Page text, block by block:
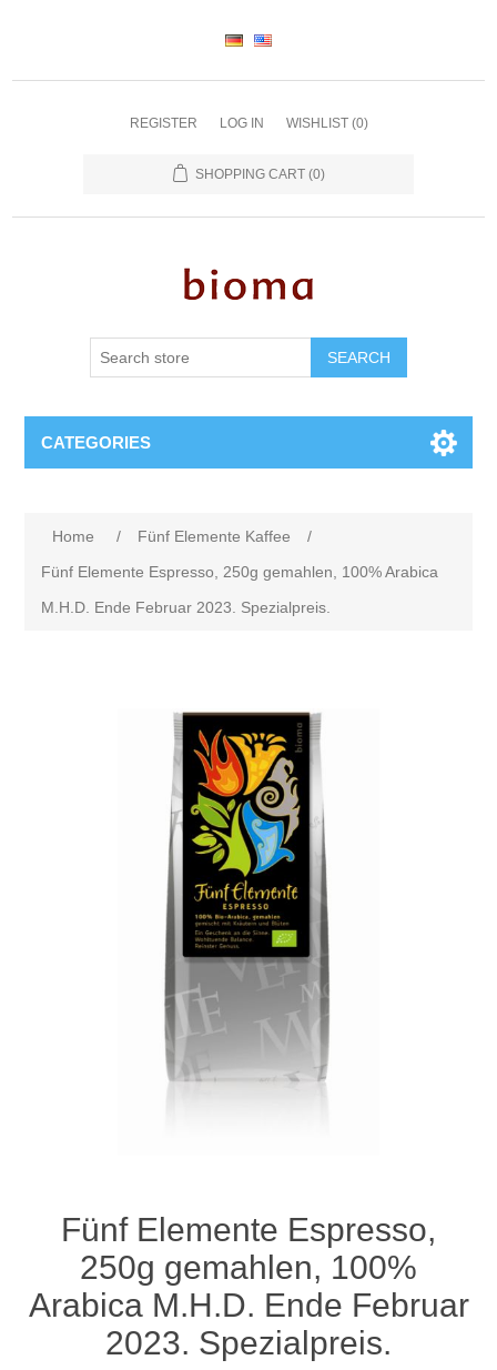
REGISTER LOG IN WISHLIST (0)
SHOPPING CART (0)
SEARCH
CATEGORIES
Home / Fünf Elemente Kaffee
/
Fünf Elemente Espresso, 250g gemahlen, 100% Arabica
M.H.D. Ende Februar 2023. Spezialpreis.
Fünf Elemente Espresso,
250g gemahlen, 100%
Arabica M.H.D. Ende Februar
2023. Spezialpreis.